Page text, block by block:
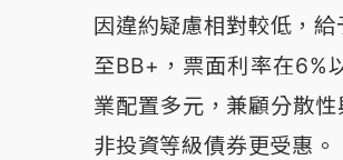
因違約疑慮相對較低，
至BB+，票面利率在6%
業配置多元，兼顧分散
非投資等級債券更受惠。